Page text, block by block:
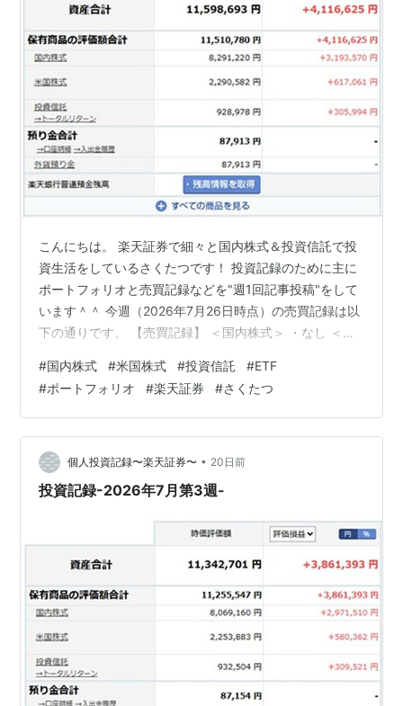
こんにちは。 楽天証券で細々と国内株式＆投資信託で投
資生活をしているさくたつです！ 投資記録のために主に
ポートフォリオと売買記録などを"週1回記事投稿"をして
います＾＾ 今週（2026年7月26日時点）の売買記録は以
下の通りです。 【売買記録】 ＜国内株式＞ ・なし ＜米
オ】 ＜資産合計＞ ＜資産比率＞ ＜保有商品詳細＞ 先週
との評価損益比較は+255,233円となりました。 ・国内
株式：今週8,291,220円－先週8,069,160円＝+222,060
円 ・米国株式：今週2,290,582円－先週2,253,883円＝
+36,699円 …
#国内株式 #米国株式 #投資信託 #ETF
#ポートフォリオ #楽天証券 #さくたつ
個人投資記録〜楽天証券〜 • 20日前
投資記録-2026年7月第3週-